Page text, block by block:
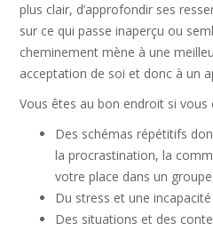
plus clair, d’approfondir ses
sur ce qui passe inaperçu ou
cheminement mène à une
acceptation de soi et donc à un
Vous êtes au bon endroit si vous
Des schémas répétitifs
la procrastination, la
votre place dans un
Du stress et une
Des situations et des